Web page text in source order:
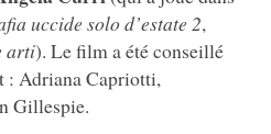
uccide solo d’estate 2,
arti). Le film a été conseillé
: Adriana Capriotti,
Gillespie.